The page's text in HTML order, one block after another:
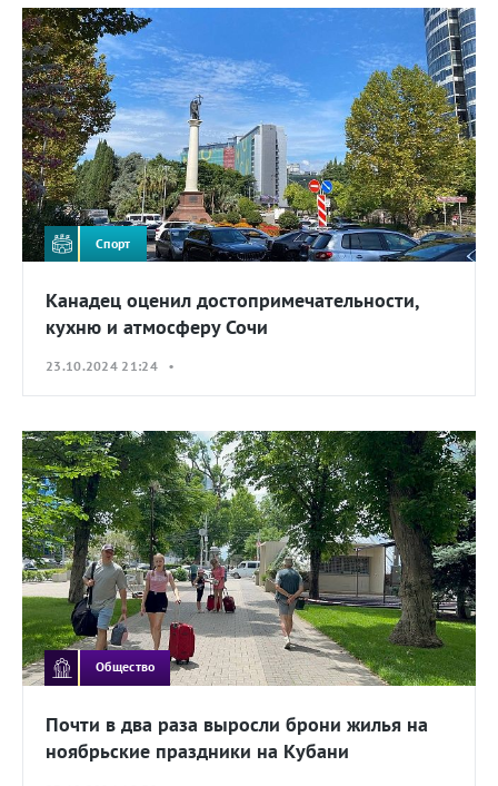
Спорт
Канадец оценил достопримечательности,
кухню и атмосферу Сочи
23.10.2024 21:24 •
Общество
Почти в два раза выросли брони жилья на
ноябрьские праздники на Кубани